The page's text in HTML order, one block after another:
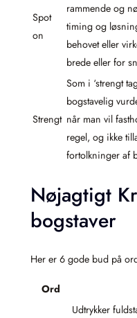
Spot
on
rammende og
timing og
behovet eller
brede eller for
Strengt
Som i ‘strengt
bogstavelig
når man vil
regel, og ikke
fortolkninger af
Nøjagtigt
bogstaver
Her er 6 gode bud på
Ord
Udtrykker